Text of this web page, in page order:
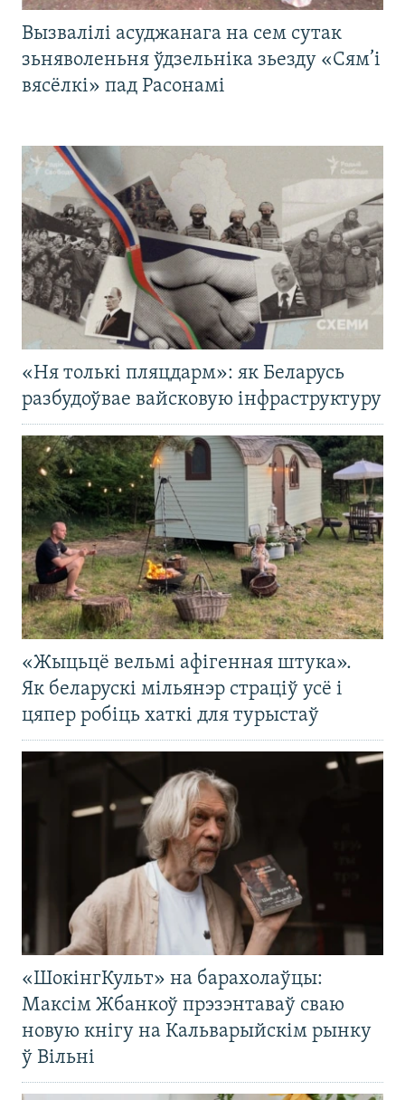
Вызвалілі асуджанага на сем сутак
зьняволеньня ўдзельніка зьезду «Сям’і
вясёлкі» пад Расонамі
«Ня толькі пляцдарм»: як Беларусь
разбудоўвае вайсковую інфраструктуру
«Жыцьцё вельмі афігенная штука».
Як беларускі мільянэр страціў усё і
цяпер робіць хаткі для турыстаў
«ШокінгКульт» на барахолаўцы:
Максім Жбанкоў прэзэнтаваў сваю
новую кнігу на Кальварыйскім рынку
ў Вільні